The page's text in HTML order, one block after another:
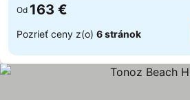
Od 163 €
Pozrieť ceny z(o) 6 stránok